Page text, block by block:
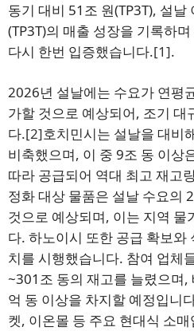
동기 대비 51조 원(TP3T), 설
(TP3T)의 매출 성장을 기록하
다시 한번 입증했습니다.[1].
2026년 설날에는 수요가 연평
가할 것으로 예상되어, 조기 대
다.[2]호치민시는 설날을 대비
비축했으며, 이 중 9조 동 이상
따라 공급되어 역대 최고 재고
정화 대상 물품은 설날 수요의
것으로 예상되며, 이는 지역 물
다. 하노이시 또한 공급 확보와
치를 시행했습니다. 참여 업체
~301조 동의 재고를 늘렸으며,
억 동 이상을 차지할 예정입니
켓, 이온몰 등 주요 현대식 소